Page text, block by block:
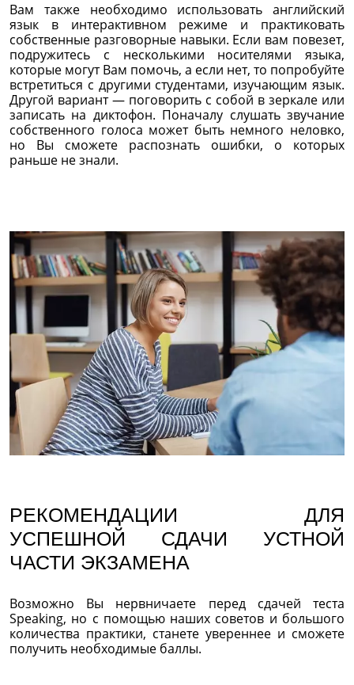
Вам также необходимо использовать английский
язык в интерактивном режиме и практиковать
собственные разговорные навыки. Если вам повезет,
подружитесь с несколькими носителями языка,
которые могут Вам помочь, а если нет, то попробуйте
встретиться с другими студентами, изучающим язык.
Другой вариант — поговорить с собой в зеркале или
записать на диктофон. Поначалу слушать звучание
собственного голоса может быть немного неловко,
но Вы сможете распознать ошибки, о которых
раньше не знали.
РЕКОМЕНДАЦИИ ДЛЯ
УСПЕШНОЙ СДАЧИ УСТНОЙ
ЧАСТИ ЭКЗАМЕНА
Возможно Вы нервничаете перед сдачей теста
Speaking, но с помощью наших советов и большого
количества практики, станете увереннее и сможете
получить необходимые баллы.